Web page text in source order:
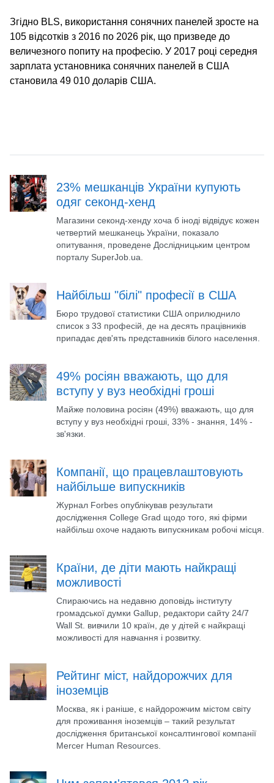
Згідно BLS, використання сонячних панелей зросте на
105 відсотків з 2016 по 2026 рік, що призведе до
величезного попиту на професію. У 2017 році середня
зарплата установника сонячних панелей в США
становила 49 010 доларів США.
23% мешканців України купують
одяг секонд-хенд
Магазини секонд-хенду хоча б іноді відвідує кожен
четвертий мешканець України, показало
опитування, проведене Дослідницьким центром
порталу SuperJob.ua.
Найбільш "білі" професії в США
Бюро трудової статистики США оприлюднило
список з 33 професій, де на десять працівників
припадає дев'ять представників білого населення.
49% росіян вважають, що для
вступу у вуз необхідні гроші
Майже половина росіян (49%) вважають, що для
вступу у вуз необхідні гроші, 33% - знання, 14% -
зв'язки.
Компанії, що працевлаштовують
найбільше випускників
Журнал Forbes опублікував результати
дослідження College Grad щодо того, які фірми
найбільш охоче надають випускникам робочі місця.
Країни, де діти мають найкращі
можливості
Спираючись на недавню доповідь інституту
громадської думки Gallup, редактори сайту 24/7
Wall St. вивчили 10 країн, де у дітей є найкращі
можливості для навчання і розвитку.
Рейтинг міст, найдорожчих для
іноземців
Москва, як і раніше, є найдорожчим містом світу
для проживання іноземців – такий результат
дослідження британської консалтингової компанії
Mercer Human Resources.